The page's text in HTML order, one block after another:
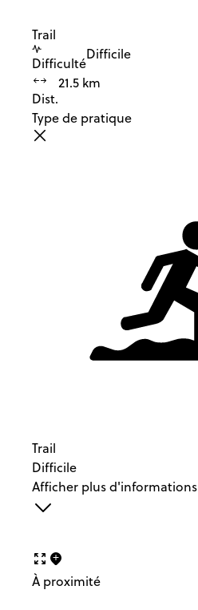
Trail
Difficulté
Difficile
Dist.
21.5 km
Type de pratique
Trail
Difficile
Afficher plus d'informations
À proximité